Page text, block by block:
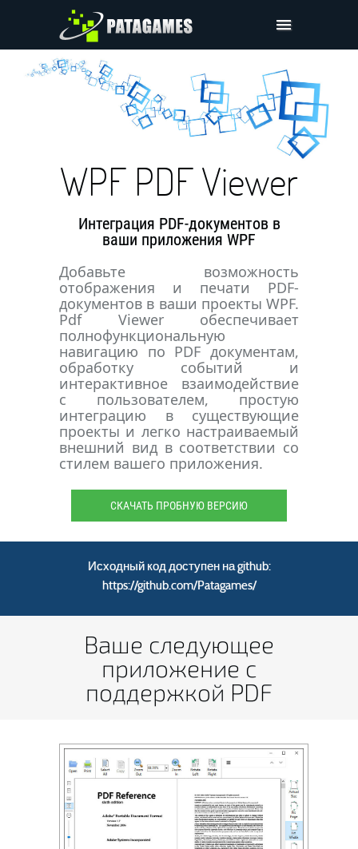
Pdfium.Net SDK
Поддержка
Скачать
WPF PDF Viewer
Интеграция PDF-документов в
ваши приложения WPF
Добавьте возможность
отображения и печати PDF-
документов в ваши проекты WPF.
Pdf Viewer обеспечивает
полнофункциональную
навигацию по PDF документам,
обработку событий и
интерактивное взаимодействие
с пользователем, простую
интеграцию в существующие
проекты и легко настраиваемый
внешний вид в соответствии со
стилем вашего приложения.
СКАЧАТЬ ПРОБНУЮ ВЕРСИЮ
Исходный код доступен на github:
https://github.com/Patagames/
Ваше следующее
приложение с
поддержкой PDF